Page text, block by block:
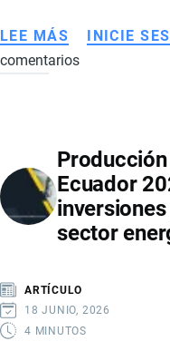
LEE MÁS SOBRE
ECUADOR
DE
Y
LA
REFORMA
INICIE
comentarios
Ecuador
sector
ARTÍCULO
18 JUNIO, 2026
4 MINUTOS